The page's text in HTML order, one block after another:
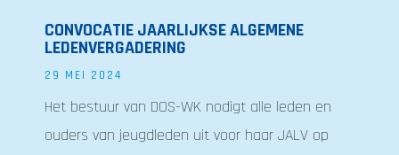
CONVOCATIE JAARLIJKSE ALGEMENE
LEDENVERGADERING
29 MEI 2024
Het bestuur van DOS-WK nodigt alle leden en
ouders van jeugdleden uit voor haar JALV op